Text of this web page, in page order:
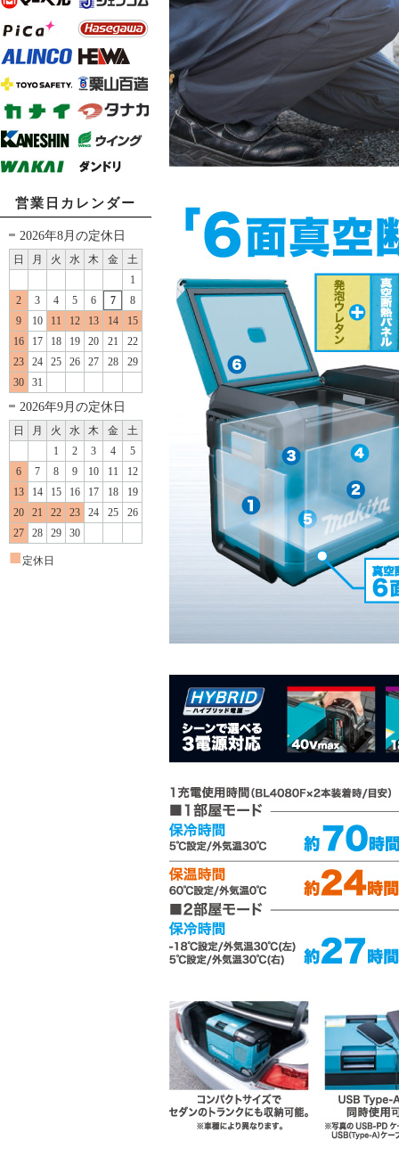
営業日カレンダー
2026年8月の定休日
日 月 火 水 木 金
土
1
2
3 4 5 6 7
8
9
10 11 12 13 14
15
16
17 18 19 20 21
22
23
24 25 26 27 28
29
30
31
2026年9月の定休日
日 月 火 水 木 金
土
1
2 3 4
5
6
7 8 9 10 11
12
13
14 15 16 17 18
19
20
21 22 23 24 25
26
27
28 29 30
■ 定休日